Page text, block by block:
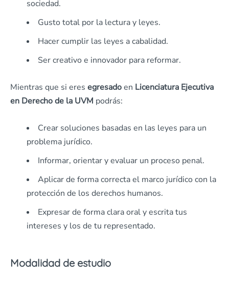
sociedad.
Gusto total por la lectura y leyes.
Hacer cumplir las leyes a cabalidad.
Ser creativo e innovador para reformar.
Mientras que si eres egresadoen Licenciatura Ejecutiva
en Derechode la UVM podrás:
Crear soluciones basadas en las leyes para un
problema jurídico.
Informar, orientar y evaluar un proceso penal.
Aplicar de forma correcta el marco jurídico con la
protección de los derechos humanos.
Expresar de forma clara oral y escrita tus
intereses y los de tu representado.
Modalidad de estudio